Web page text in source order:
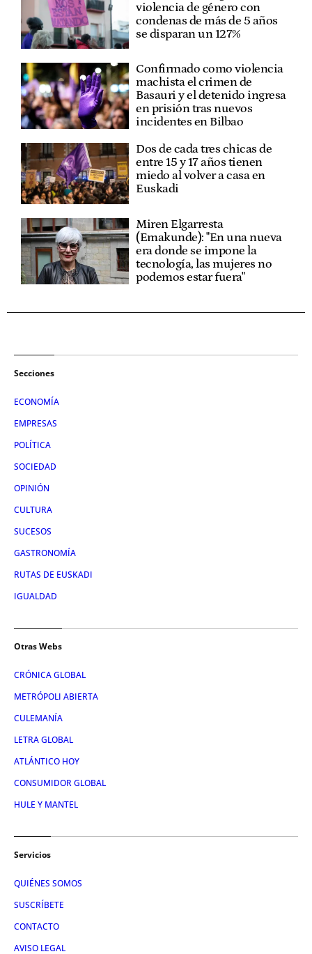
violencia de género con
condenas de más de 5 años
se disparan un 127%
Confirmado como violencia
machista el crimen de
Basauri y el detenido ingresa
en prisión tras nuevos
incidentes en Bilbao
Dos de cada tres chicas de
entre 15 y 17 años tienen
miedo al volver a casa en
Euskadi
Miren Elgarresta
(Emakunde): "En una nueva
era donde se impone la
tecnología, las mujeres no
podemos estar fuera"
Secciones
ECONOMÍA
EMPRESAS
POLÍTICA
SOCIEDAD
OPINIÓN
CULTURA
SUCESOS
GASTRONOMÍA
RUTAS DE EUSKADI
IGUALDAD
Otras Webs
CRÓNICA GLOBAL
METRÓPOLI ABIERTA
CULEMANÍA
LETRA GLOBAL
ATLÁNTICO HOY
CONSUMIDOR GLOBAL
HULE Y MANTEL
Servicios
QUIÉNES SOMOS
SUSCRÍBETE
CONTACTO
AVISO LEGAL